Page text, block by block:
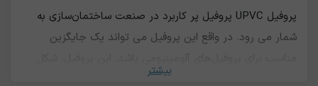
پروفیل UPVC پروفیل پر کاربرد در صنعت ساختمان‌‌سازی به
شمار می رود. در واقع این پروفیل می تواند یک جایگزین
سخت‌شده‌ای از پلی وینیل کلراید است.‌ حدود هشتاد و پنج
بیشتر